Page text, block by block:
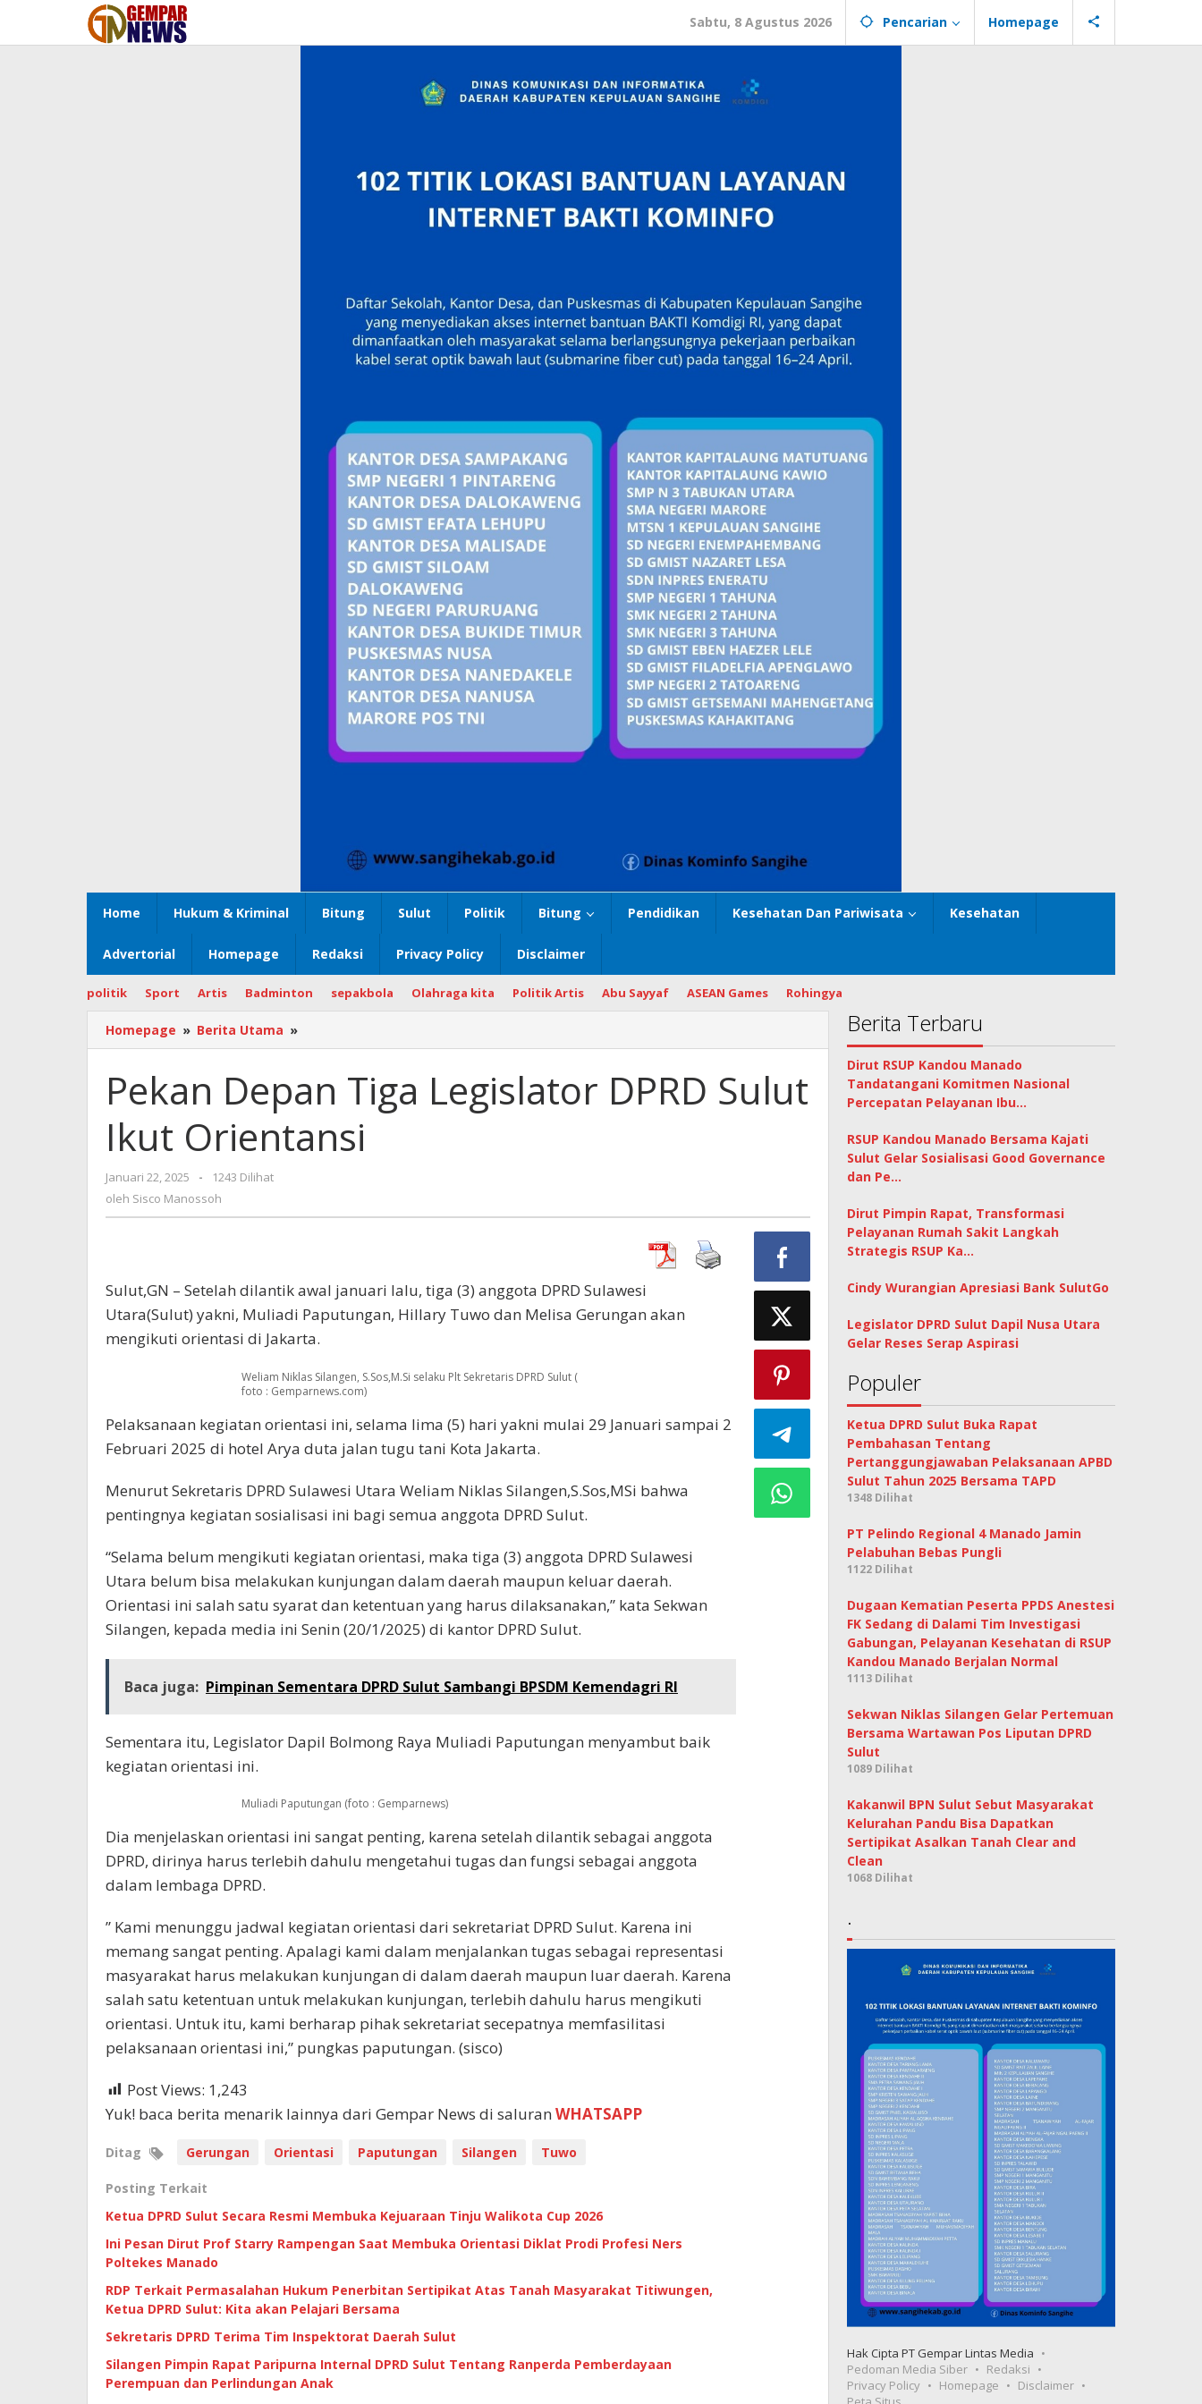
konten
Sabtu, 8 Agustus 2026 Pencarian Homepage
Home Hukum & Kriminal Bitung Sulut Politik Bitung Pendidikan Kesehatan Dan Pariwisata Kesehatan
Advertorial Homepage Redaksi Privacy Policy Disclaimer
politik Sport Artis Badminton sepakbola Olahraga kita Politik Artis Abu Sayyaf ASEAN Games Rohingya
Homepage » Berita Utama »
Depan
Legislator
DPRD
Ikut
Pekan Depan Tiga Legislator DPRD Sulut
Ikut Orientansi
Januari 22, 2025
oleh
Sisco
-
1243 Dilihat
oleh Sisco Manossoh
Sulut,GN – Setelah dilantik awal januari lalu, tiga (3) anggota DPRD Sulawesi
Utara(Sulut) yakni, Muliadi Paputungan, Hillary Tuwo dan Melisa Gerungan akan
mengikuti orientasi di Jakarta.
Weliam Niklas Silangen, S.Sos,M.Si selaku Plt Sekretaris DPRD Sulut (
foto : Gemparnews.com)
Pelaksanaan kegiatan orientasi ini, selama lima (5) hari yakni mulai 29 Januari sampai 2
Februari 2025 di hotel Arya duta jalan tugu tani Kota Jakarta.
Menurut Sekretaris DPRD Sulawesi Utara Weliam Niklas Silangen,S.Sos,MSi bahwa
pentingnya kegiatan sosialisasi ini bagi semua anggota DPRD Sulut.
“Selama belum mengikuti kegiatan orientasi, maka tiga (3) anggota DPRD Sulawesi
Utara belum bisa melakukan kunjungan dalam daerah maupun keluar daerah.
Orientasi ini salah satu syarat dan ketentuan yang harus dilaksanakan,” kata Sekwan
Silangen, kepada media ini Senin (20/1/2025) di kantor DPRD Sulut.
Baca juga: Pimpinan Sementara DPRD Sulut Sambangi BPSDM Kemendagri RI
Sementara itu, Legislator Dapil Bolmong Raya Muliadi Paputungan menyambut baik
kegiatan orientasi ini.
Muliadi Paputungan (foto : Gemparnews)
Dia menjelaskan orientasi ini sangat penting, karena setelah dilantik sebagai anggota
DPRD, dirinya harus terlebih dahulu mengetahui tugas dan fungsi sebagai anggota
dalam lembaga DPRD.
” Kami menunggu jadwal kegiatan orientasi dari sekretariat DPRD Sulut. Karena ini
memang sangat penting. Apalagi kami dalam menjalankan tugas sebagai representasi
masyarakat harus melakukan kunjungan di dalam daerah maupun luar daerah. Karena
salah satu ketentuan untuk melakukan kunjungan, terlebih dahulu harus mengikuti
orientasi. Untuk itu, kami berharap pihak sekretariat secepatnya memfasilitasi
pelaksanaan orientasi ini,” pungkas paputungan. (sisco)
Post Views: 1,243
Yuk! baca berita menarik lainnya dari Gempar News di saluran WHATSAPP
Ditag Gerungan Orientasi Paputungan Silangen Tuwo
Posting Terkait
Ketua DPRD Sulut Secara Resmi Membuka Kejuaraan Tinju Walikota Cup 2026
Ini Pesan Dirut Prof Starry Rampengan Saat Membuka Orientasi Diklat Prodi Profesi Ners
Poltekes Manado
RDP Terkait Permasalahan Hukum Penerbitan Sertipikat Atas Tanah Masyarakat Titiwungen,
Ketua DPRD Sulut: Kita akan Pelajari Bersama
Sekretaris DPRD Terima Tim Inspektorat Daerah Sulut
Silangen Pimpin Rapat Paripurna Internal DPRD Sulut Tentang Ranperda Pemberdayaan
Perempuan dan Perlindungan Anak
Berita Terbaru
Dirut RSUP Kandou Manado
Tandatangani Komitmen Nasional
Percepatan Pelayanan Ibu…
RSUP Kandou Manado Bersama Kajati
Sulut Gelar Sosialisasi Good Governance
dan Pe…
Dirut Pimpin Rapat, Transformasi
Pelayanan Rumah Sakit Langkah
Strategis RSUP Ka…
Cindy Wurangian Apresiasi Bank SulutGo
Legislator DPRD Sulut Dapil Nusa Utara
Gelar Reses Serap Aspirasi
Populer
Ketua DPRD Sulut Buka Rapat
Pembahasan Tentang
Pertanggungjawaban Pelaksanaan APBD
Sulut Tahun 2025 Bersama TAPD
1348 Dilihat
PT Pelindo Regional 4 Manado Jamin
Pelabuhan Bebas Pungli
1122 Dilihat
Dugaan Kematian Peserta PPDS Anestesi
FK Sedang di Dalami Tim Investigasi
Gabungan, Pelayanan Kesehatan di RSUP
Kandou Manado Berjalan Normal
1113 Dilihat
Sekwan Niklas Silangen Gelar Pertemuan
Bersama Wartawan Pos Liputan DPRD
Sulut
1089 Dilihat
Kakanwil BPN Sulut Sebut Masyarakat
Kelurahan Pandu Bisa Dapatkan
Sertipikat Asalkan Tanah Clear and
Clean
1068 Dilihat
.
Hak Cipta PT Gempar Lintas Media
Pedoman Media Siber
Redaksi
Privacy Policy
Homepage
Disclaimer